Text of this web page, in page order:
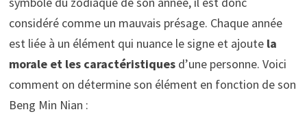
considéré comme un mauvais présage. Chaque année
est liée à un élément qui nuance le signe et ajoutela
morale et les caractéristiquesd’une personne. Voici
comment on détermine son élément en fonction de son
Beng Min Nian :